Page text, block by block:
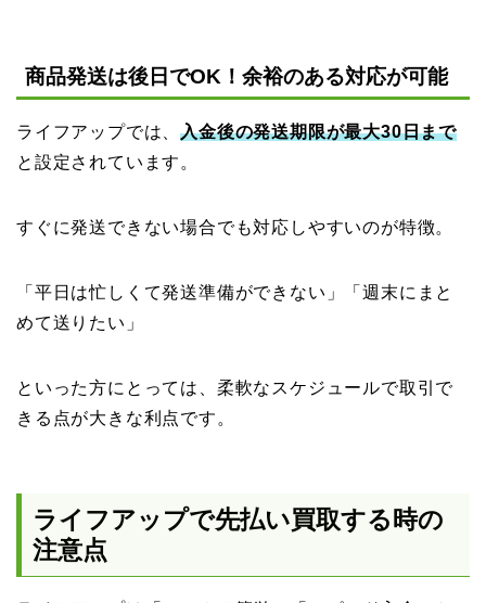
商品発送は後日でOK！余裕のある対応が可能
ライフアップでは、入金後の発送期限が最大30日まで
と設定されています。
すぐに発送できない場合でも対応しやすいのが特徴。
「平日は忙しくて発送準備ができない」「週末にまと
めて送りたい」
といった方にとっては、柔軟なスケジュールで取引で
きる点が大きな利点です。
ライフアップで先払い買取する時の
注意点